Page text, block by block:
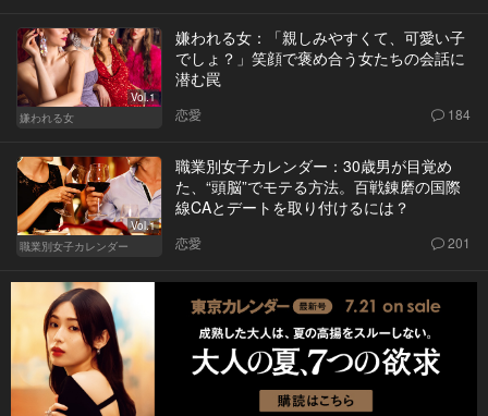
Vol.1
嫌われる女
嫌われる女：「親しみやすくて、可愛い子
でしょ？」笑顔で褒め合う女たちの会話に
潜む罠
恋愛 184
Vol.1
職業別女子カレンダー
職業別女子カレンダー：30歳男が目覚め
た、“頭脳”でモテる方法。百戦錬磨の国際
線CAとデートを取り付けるには？
恋愛 201